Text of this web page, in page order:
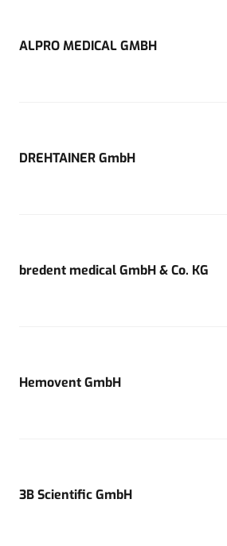
ALPRO MEDICAL GMBH
DREHTAINER GmbH
bredent medical GmbH & Co. KG
Hemovent GmbH
3B Scientific GmbH